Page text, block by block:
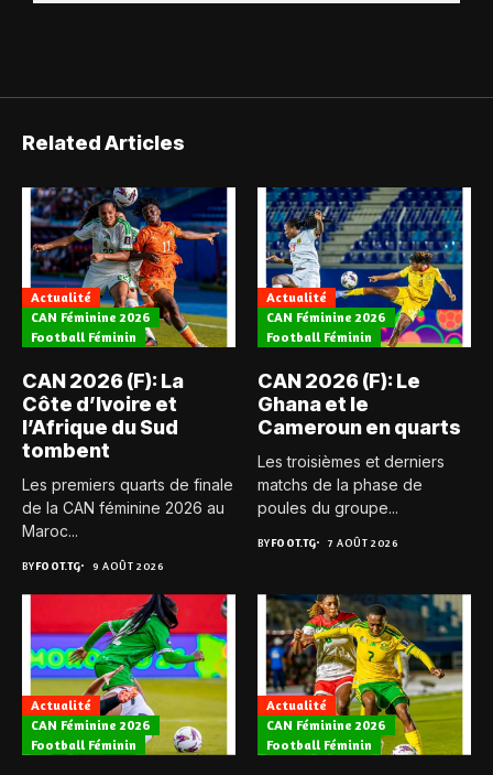
Related Articles
Actualité
CAN Féminine 2026
Football Féminin
CAN 2026 (F): La
Côte d’Ivoire et
l’Afrique du Sud
tombent
Les premiers quarts de finale
de la CAN féminine 2026 au
Maroc...
BYFOOT.TG 9 AOÛT 2026
Actualité
CAN Féminine 2026
Football Féminin
CAN 2026 (F): Le
Ghana et le
Cameroun en quarts
Les troisièmes et derniers
matchs de la phase de
poules du groupe...
BYFOOT.TG 7 AOÛT 2026
Actualité
CAN Féminine 2026
Football Féminin
Actualité
CAN Féminine 2026
Football Féminin